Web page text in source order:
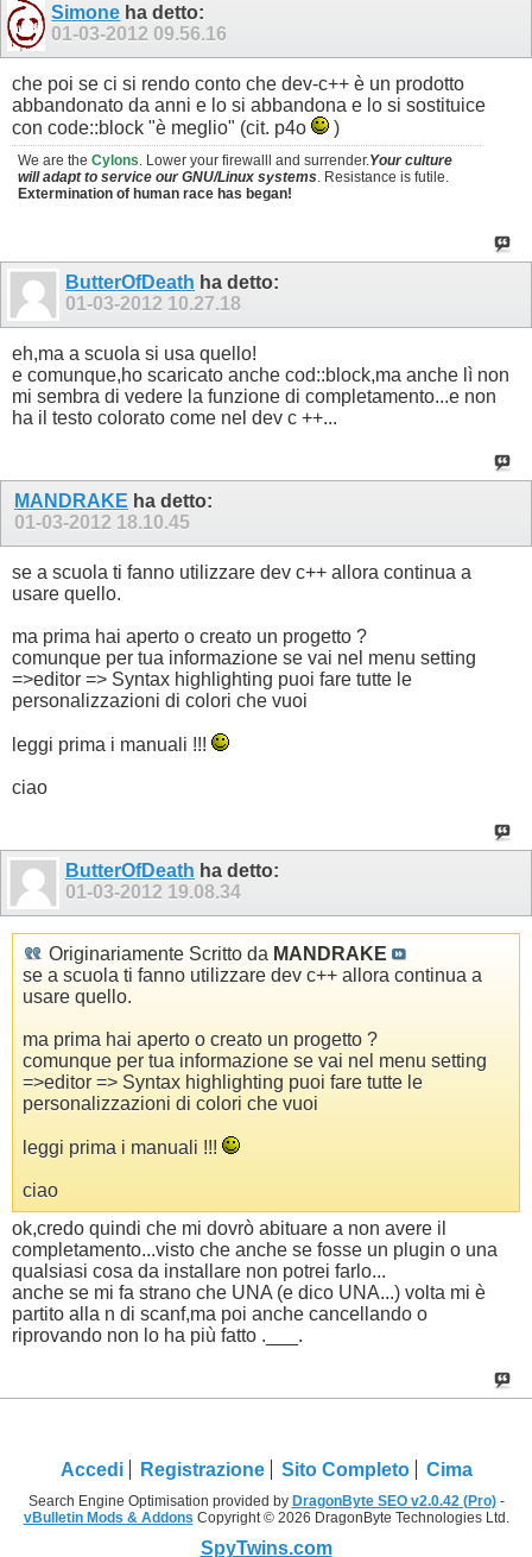
Simone ha detto:
01-03-2012 09.56.16
che poi se ci si rendo conto che dev-c++ è un prodotto
abbandonato da anni e lo si abbandona e lo si sostituice
con code::block "è meglio" (cit. p4o
)
We are the Cylons . Lower your firewalll and surrender. Your culture
will adapt to service our GNU/Linux systems . Resistance is futile.
Extermination of human race has began!
ButterOfDeath ha detto:
01-03-2012 10.27.18
eh,ma a scuola si usa quello!
e comunque,ho scaricato anche cod::block,ma anche lì non
mi sembra di vedere la funzione di completamento...e non
ha il testo colorato come nel dev c ++...
MANDRAKE ha detto:
01-03-2012 18.10.45
se a scuola ti fanno utilizzare dev c++ allora continua a
usare quello.
ma prima hai aperto o creato un progetto ?
comunque per tua informazione se vai nel menu setting
=>editor => Syntax highlighting puoi fare tutte le
personalizzazioni di colori che vuoi
leggi prima i manuali !!!
ciao
ButterOfDeath ha detto:
01-03-2012 19.08.34
Originariamente Scritto da MANDRAKE
se a scuola ti fanno utilizzare dev c++ allora continua a
usare quello.
ma prima hai aperto o creato un progetto ?
comunque per tua informazione se vai nel menu setting
=>editor => Syntax highlighting puoi fare tutte le
personalizzazioni di colori che vuoi
leggi prima i manuali !!!
ciao
ok,credo quindi che mi dovrò abituare a non avere il
completamento...visto che anche se fosse un plugin o una
qualsiasi cosa da installare non potrei farlo...
anche se mi fa strano che UNA (e dico UNA...) volta mi è
partito alla n di scanf,ma poi anche cancellando o
riprovando non lo ha più fatto .___.
Accedi Registrazione Sito Completo Cima
Search Engine Optimisation provided by DragonByte SEO v2.0.42 (Pro)-
vBulletin Mods & Addons Copyright © 2026 DragonByte Technologies Ltd.
SpyTwins.com